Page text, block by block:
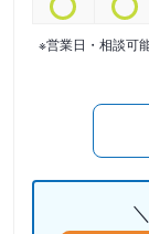
※営業日・相談可